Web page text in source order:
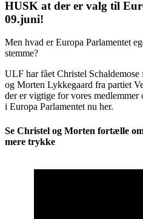
HUSK at der er valg til
09.juni!
Men hvad er Europa Parlamentet
stemme?
ULF har fået Christel
og Morten Lykkegaard fra partiet
der er vigtige for vores medlemmer
i Europa Parlamentet nu her.
Se Christel og Morten fortælle
mere trykke